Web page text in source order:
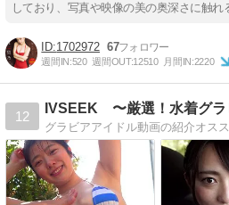
しており、写真や映像の美の奥深さに触れ
1702972 67
週間IN:520 週間OUT:12510 月間IN:2220
12
IVSEEK 〜厳選！水着グラ